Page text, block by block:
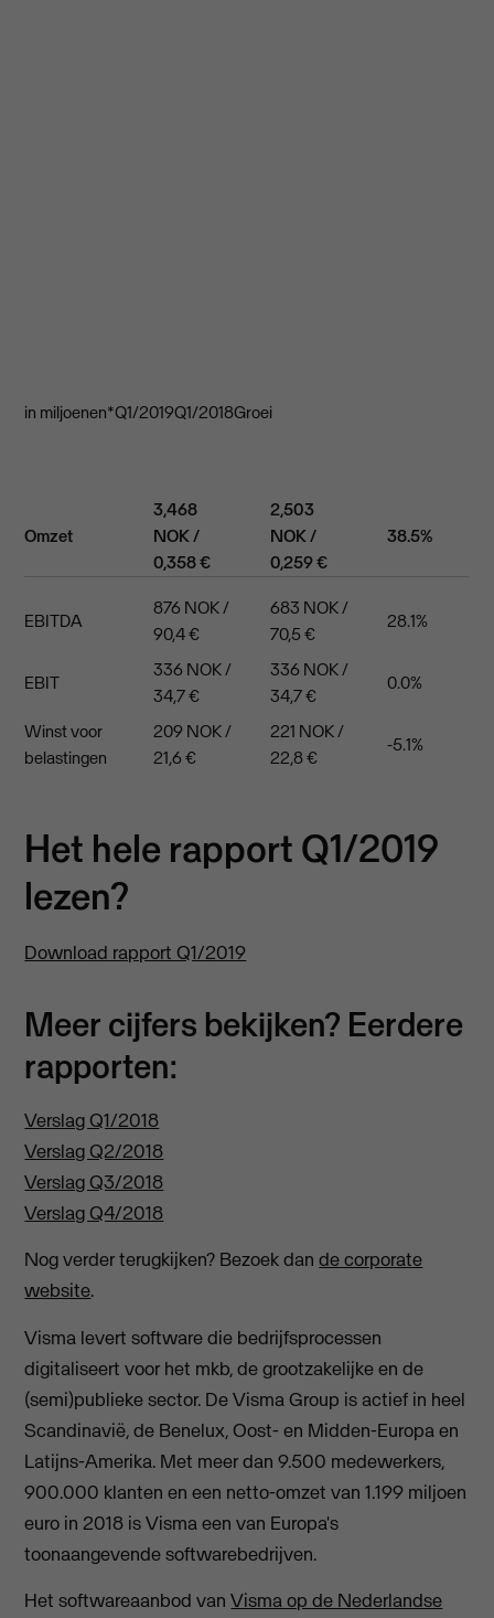
in miljoenen*Q1/2019Q1/2018Groei
Omzet
3,468
NOK /
0,358 €
2,503
NOK /
0,259 €
38.5%
EBITDA
876 NOK /
90,4 €
683 NOK /
70,5 €
28.1%
EBIT
336 NOK /
34,7 €
336 NOK /
34,7 €
0.0%
Winst voor
belastingen
209 NOK /
21,6 €
221 NOK /
22,8 €
-5.1%
Het hele rapport Q1/2019
lezen?
Download rapport Q1/2019
Meer cijfers bekijken? Eerdere
rapporten:
Verslag Q1/2018
Verslag Q2/2018
Verslag Q3/2018
Verslag Q4/2018
Nog verder terugkijken? Bezoek dande corporate
website.
Visma levert software die bedrijfsprocessen
digitaliseert voor het mkb, de grootzakelijke en de
(semi)publieke sector. De Visma Group is actief in heel
Scandinavië, de Benelux, Oost- en Midden-Europa en
Latijns-Amerika. Met meer dan 9.500 medewerkers,
900.000 klanten en een netto-omzet van 1.199 miljoen
euro in 2018 is Visma een van Europa's
toonaangevende softwarebedrijven.
Het softwareaanbod vanVisma op de Nederlandse